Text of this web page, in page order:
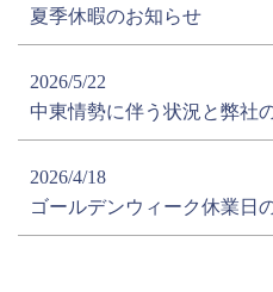
夏季休暇のお知らせ
2026/5/22
中東情勢に伴う状況と弊社
2026/4/18
ゴールデンウィーク休業日